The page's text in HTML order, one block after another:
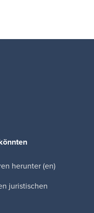
herunter (en)
juristischen